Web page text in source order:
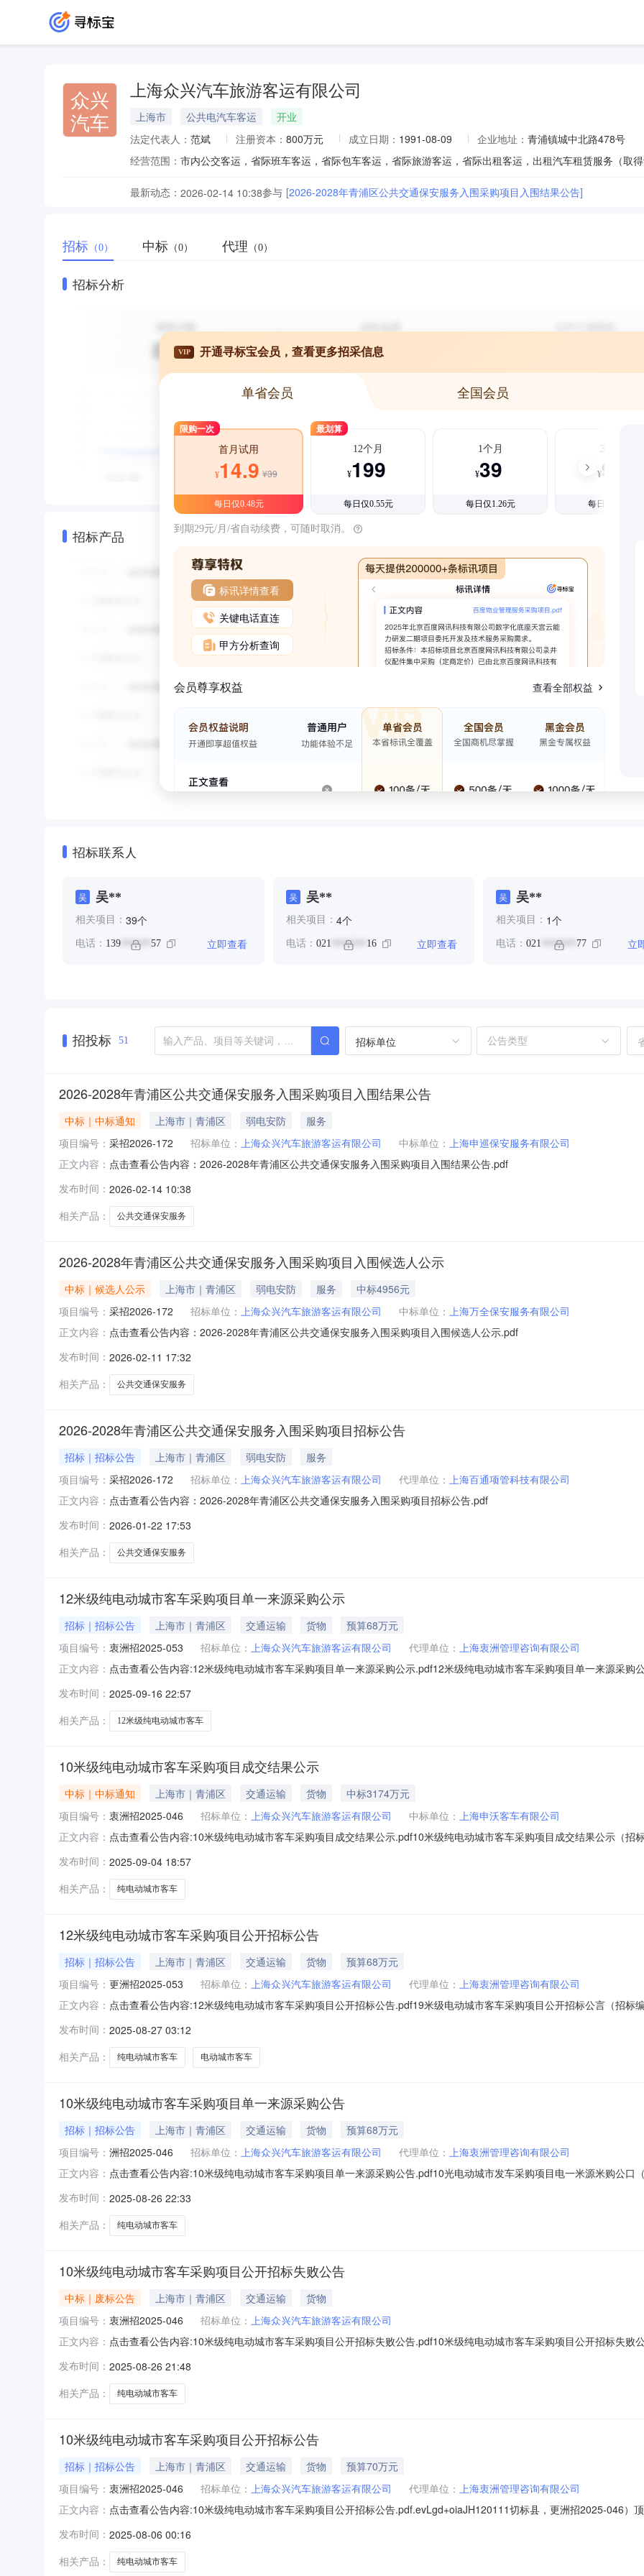
众兴
汽车
上海众兴汽车旅游客运有限公司
上海市 公共电汽车客运
开业
法定代表人： 范斌 注册资本： 800万元 成立日期： 1991-08-09 企业地址： 青浦镇城中北路478号
经营范围：
最新动态： 2026-02-14 10:38参与 [2026-2028年青浦区公共交通保安服务入围采购项目入围结果公告]
招标 （0） 中标 （0） 代理 （0）
招标分析
招标产品
VIP 开通寻标宝会员，查看更多招采信息
单省会员 全国会员
限购一次
首月试用
¥14.9 ¥39
每日仅0.48元
最划算
12个月
¥199
每日仅0.55元
1个月
¥39
每日仅1.26元
3个月
¥99
每日仅1.08元
到期29元/月/省自动续费，可随时取消。
标讯详情查看
关键电话直连
甲方分析查询
会员尊享权益 查看全部权益
招标联系人
吴 吴**
相关项目： 39个
电话： 139 ****** 57 立即查看
吴 吴**
相关项目： 4个
电话： 021 ******* 16 立即查看
吴 吴**
相关项目： 1个
电话： 021 ******* 77 立
招投标 51 招标单位
2026-2028年青浦区公共交通保安服务入围采购项目入围结果公告
中标｜中标通知 上海市｜青浦区 弱电安防
服务
项目编号： 采招2026-172 招标单位： 上海众兴汽车旅游客运有限公司 中标单位： 上海申巡保安服务有限公司
正文内容： 点击查看公告内容：2026-2028年青浦区公共交通保安服务入围采购项目入围结果公告.pdf
发布时间： 2026-02-14 10:38
相关产品：
公共交通保安服务
2026-2028年青浦区公共交通保安服务入围采购项目入围候选人公示
中标｜候选人公示 上海市｜青浦区 弱电安防 服务
中标4956元
项目编号： 采招2026-172 招标单位： 上海众兴汽车旅游客运有限公司 中标单位： 上海万全保安服务有限公司
正文内容： 点击查看公告内容：2026-2028年青浦区公共交通保安服务入围采购项目入围候选人公示.pdf
发布时间： 2026-02-11 17:32
相关产品：
公共交通保安服务
2026-2028年青浦区公共交通保安服务入围采购项目招标公告
招标｜招标公告 上海市｜青浦区 弱电安防
服务
项目编号： 采招2026-172 招标单位： 上海众兴汽车旅游客运有限公司 代理单位： 上海百通项管科技有限公司
正文内容： 点击查看公告内容：2026-2028年青浦区公共交通保安服务入围采购项目招标公告.pdf
发布时间： 2026-01-22 17:53
相关产品：
公共交通保安服务
12米级纯电动城市客车采购项目单一来源采购公示
招标｜招标公告 上海市｜青浦区 交通运输 货物
预算68万元
项目编号： 衷洲招2025-053 招标单位： 上海众兴汽车旅游客运有限公司 代理单位： 上海衷洲管理咨询有限公司
正文内容： 点击查看公告内容:12米级纯电动城市客车采购项目单一来源采购公示.pdf12米级纯电动城市客车采购项目单一来源采
检测、监控）8年预算金额：12米级纯电动城市客车144万元/辆[含动力电池]：其中车辆控制价为68万元/辆，电池的控
一来源采购
发布时间： 2025-09-16 22:57
相关产品：
12米级纯电动城市客车
10米级纯电动城市客车采购项目成交结果公示
中标｜中标通知 上海市｜青浦区 交通运输 货物
中标3174万元
项目编号： 衷洲招2025-046 招标单位： 上海众兴汽车旅游客运有限公司 中标单位： 上海申沃客车有限公司
正文内容： 点击查看公告内容:10米级纯电动城市客车采购项目成交结果公示.pdf10米级纯电动城市客车采购项目成交结果公示（
限公司供应商地址：上海市闵行区光中路18号整车成交总价（车辆总价+电池总价）为：￥3174000.00元（人民币叁仟
￥68000.00元
发布时间： 2025-09-04 18:57
相关产品：
纯电动城市客车
12米级纯电动城市客车采购项目公开招标公告
招标｜招标公告 上海市｜青浦区 交通运输 货物
预算68万元
项目编号： 更洲招2025-053 招标单位： 上海众兴汽车旅游客运有限公司 代理单位： 上海衷洲管理咨询有限公司
正文内容： 点击查看公告内容:12米级纯电动城市客车采购项目公开招标公告.pdf19米级电动城市客车采购项目公开招标公言（招
具备招标条件，现招标方式为公开招标。二、项目概况和招标范围规模，预算金额：12米级纯电动城市客车144万元/辆
76万元/辆。
发布时间： 2025-08-27 03:12
相关产品：
纯电动城市客车 电动城市客车
10米级纯电动城市客车采购项目单一来源采购公告
招标｜招标公告 上海市｜青浦区 交通运输 货物
预算68万元
项目编号： 洲招2025-046 招标单位： 上海众兴汽车旅游客运有限公司 代理单位： 上海衷洲管理咨询有限公司
正文内容： 点击查看公告内容:10米级纯电动城市客车采购项目单一来源采购公告.pdf10光电动城市发车采购项目电一米源米购公
来级纯由动城市客车138万元/辆含动力电池：其中车辆控制价为68力元/辆，由池的控制价为70万元/辆。超过招标控制
上海众兴汽
发布时间： 2025-08-26 22:33
相关产品：
纯电动城市客车
10米级纯电动城市客车采购项目公开招标失败公告
中标｜废标公告 上海市｜青浦区 交通运输
货物
项目编号： 衷洲招2025-046 招标单位： 上海众兴汽车旅游客运有限公司
正文内容： 点击查看公告内容:10米级纯电动城市客车采购项目公开招标失败公告.pdf10米级纯电动城市客车采购项目公开招标失
标的供应商表示衷心的感谢。二、监督部门本招标项目的监督部门为/。三、联系方式招标人：上海众兴汽车旅游客运
话：139163
发布时间： 2025-08-26 21:48
相关产品：
纯电动城市客车
10米级纯电动城市客车采购项目公开招标公告
招标｜招标公告 上海市｜青浦区 交通运输 货物
预算70万元
项目编号： 衷洲招2025-046 招标单位： 上海众兴汽车旅游客运有限公司 代理单位： 上海衷洲管理咨询有限公司
正文内容： 点击查看公告内容:10米级纯电动城市客车采购项目公开招标公告.pdf.evLgd+oiaJH120111切标县，更洲招2025-046）
10米级纯电动城市客车采购项目;三、投标人资格要求ooo业t市发在项日的投标人资格能力要冰：1中八1国政府采购法》
发布时间： 2025-08-06 00:16
相关产品：
纯电动城市客车